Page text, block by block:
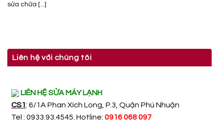
sửa chữa [...]
Liên hệ với chúng tôi
LIÊN HỆ SỬA MÁY LẠNH
CS1: 6/1A Phan Xích Long, P.3, Quận Phú Nhuận
Tel : 0933.93.4545. Hotline: 0916 068 097